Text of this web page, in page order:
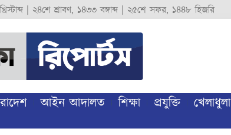
| ২৪শে শ্রাবণ, ১৪৩৩ বঙ্গাব্দ| ২৫শে সফর, ১৪৪৮ হিজরি
আইন আদালত শিক্ষা প্রযুক্তি খেলাধুলা